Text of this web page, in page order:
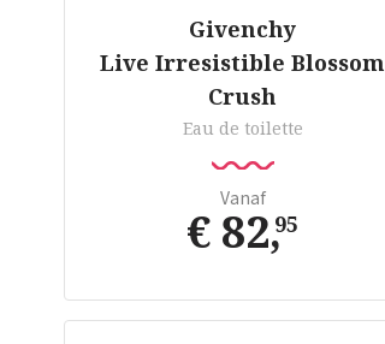
Givenchy
Live Irresistible Blossom
Crush
Eau de toilette
Vanaf
€ 82,95